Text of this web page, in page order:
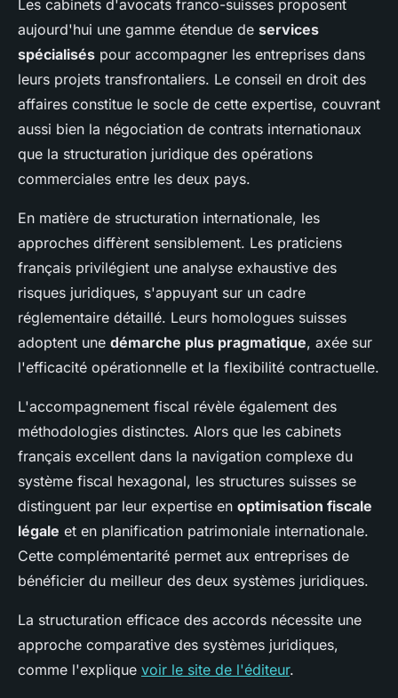
Les cabinets d'avocats franco-suisses proposent
aujourd'hui une gamme étendue de services
spécialisés pour accompagner les entreprises dans
leurs projets transfrontaliers. Le conseil en droit des
affaires constitue le socle de cette expertise, couvrant
aussi bien la négociation de contrats internationaux
que la structuration juridique des opérations
commerciales entre les deux pays.
En matière de structuration internationale, les
approches diffèrent sensiblement. Les praticiens
français privilégient une analyse exhaustive des
risques juridiques, s'appuyant sur un cadre
réglementaire détaillé. Leurs homologues suisses
adoptent une démarche plus pragmatique, axée sur
l'efficacité opérationnelle et la flexibilité contractuelle.
L'accompagnement fiscal révèle également des
méthodologies distinctes. Alors que les cabinets
français excellent dans la navigation complexe du
système fiscal hexagonal, les structures suisses se
distinguent par leur expertise en optimisation fiscale
légale et en planification patrimoniale internationale.
Cette complémentarité permet aux entreprises de
bénéficier du meilleur des deux systèmes juridiques.
La structuration efficace des accords nécessite une
approche comparative des systèmes juridiques,
comme l'explique voir le site de l'éditeur.